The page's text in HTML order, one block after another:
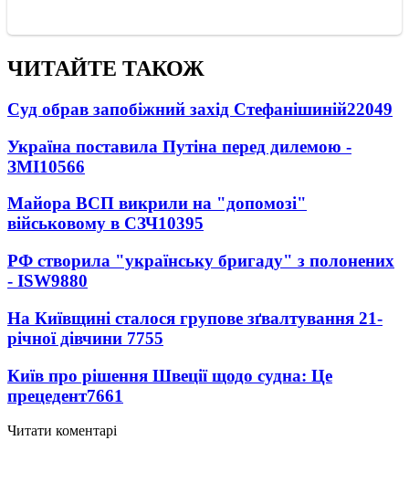
ЧИТАЙТЕ ТАКОЖ
Суд обрав запобіжний захід Стефанішиній22049
Україна поставила Путіна перед дилемою -
ЗМІ10566
Майора ВСП викрили на "допомозі"
військовому в СЗЧ10395
РФ створила "українську бригаду" з полонених
- ISW9880
На Київщині сталося групове зґвалтування 21-
річної дівчини 7755
Київ про рішення Швеції щодо судна: Це
прецедент7661
Читати коментарі